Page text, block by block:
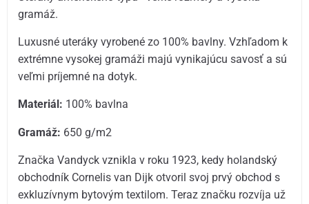
gramáž.
Luxusné uteráky vyrobené zo 100% bavlny. Vzhľadom k
extrémne vysokej gramáži majú vynikajúcu savosť a sú
veľmi príjemné na dotyk.
Materiál: 100% bavlna
Gramáž: 650 g/m2
Značka Vandyck vznikla v roku 1923, kedy holandský
obchodník Cornelis van Dijk otvoril svoj prvý obchod s
exkluzívnym bytovým textilom. Teraz značku rozvíja už